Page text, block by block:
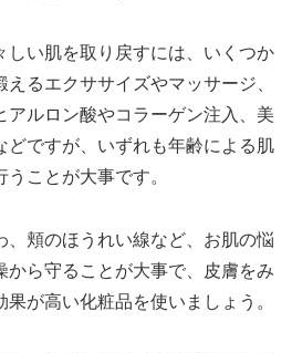
しい肌を取り戻すには、いくつか
るエクササイズやマッサージ、
アルロン酸やコラーゲン注入、美
どですが、いずれも年齢による肌
ことが大事です。
、頬のほうれい線など、お肌の悩
から守ることが大事で、皮膚をみ
が高い化粧品を使いましょう。